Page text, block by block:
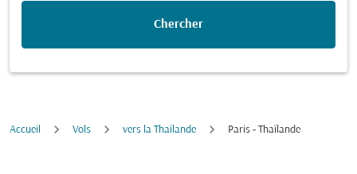
Chercher
Accueil Vols vers la Thaïlande Paris - Thaïlande